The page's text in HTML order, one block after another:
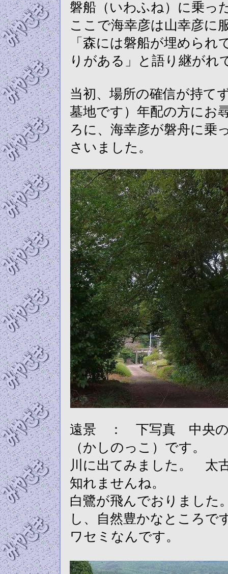
磐船（いわふね）に乗っ
ここで海幸彦は山幸彦に
「森には磐船が埋めら
りがある」と語り継がれ
当初、場所の確信が持て
墓地です）年配の方にお
ろに、海幸彦が磐舟に乗
さいました。
遠景 ： 下写真 中央の
（かしのっこ）です。
川に出てみました。 太
知れませんね。
白鷺が飛んでおりまし
し、自然豊かなところ
ワセミなんです。